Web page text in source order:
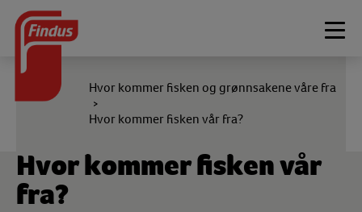
Hvor kommer fisken vår
fra?
Hvor kommer fisken og grønnsakene våre fra
>
Hvor kommer fisken vår fra?